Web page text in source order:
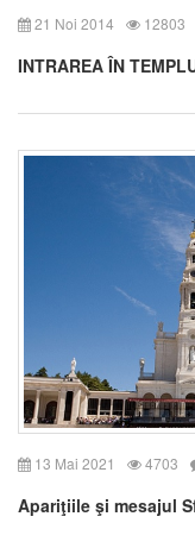
21 Noi 2014 12803
INTRAREA ÎN
13 Mai 2021 4703
Apariţiile şi mesajul